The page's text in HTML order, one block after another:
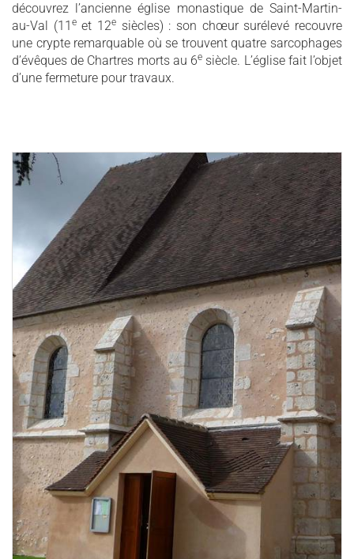
découvrez l’ancienne église monastique de Saint-Martin-
au-Val (11 eet 12e siècles) : son chœur surélevé recouvre
une crypte remarquable où se trouvent quatre sarcophages
d’évêques de Chartres morts au 6e siècle. L’église fait l’objet
d’une fermeture pour travaux.